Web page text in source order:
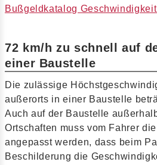
Bußgeldkatalog
72 km/h zu schnell auf
einer Baustelle
Die zulässige
außerorts in einer Baustelle
Auch auf der Baustelle
Ortschaften muss vom Fahrer
angepasst werden, dass beim
Beschilderung die